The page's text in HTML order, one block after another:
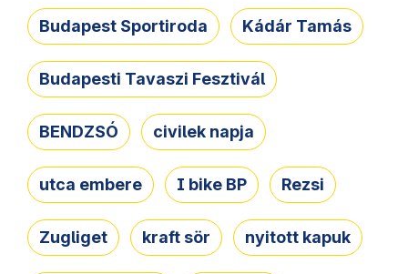
Budapest Sportiroda Kádár Tamás
Budapesti Tavaszi Fesztivál
BENDZSÓ civilek napja
utca embere I bike BP Rezsi
Zugliget kraft sör nyitott kapuk